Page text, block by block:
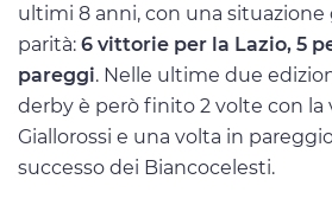
ultimi 8 anni, con una situazione
parità: 6 vittorie per la Lazio, 5
pareggi. Nelle ultime due
derby è però finito 2 volte con la
Giallorossi e una volta in
successo dei Biancocelesti.